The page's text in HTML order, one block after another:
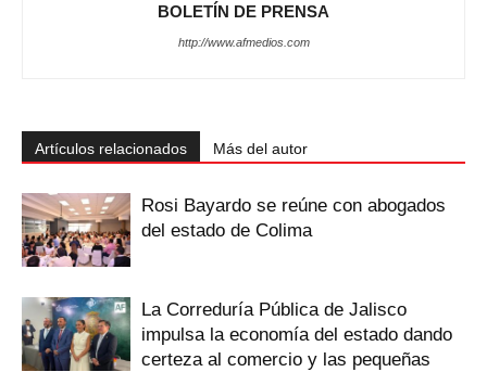
BOLETÍN DE PRENSA
http://www.afmedios.com
Artículos relacionados Más del autor
Rosi Bayardo se reúne con abogados
del estado de Colima
La Correduría Pública de Jalisco
impulsa la economía del estado dando
certeza al comercio y las pequeñas